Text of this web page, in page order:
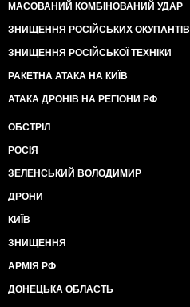
МАСОВАНИЙ КОМБІНОВАНИЙ УДАР
ЗНИЩЕННЯ РОСІЙСЬКИХ ОКУПАНТІВ
ЗНИЩЕННЯ РОСІЙСЬКОЇ ТЕХНІКИ
РАКЕТНА АТАКА НА КИЇВ
АТАКА ДРОНІВ НА РЕГІОНИ РФ
ОБСТРІЛ
РОСІЯ
ЗЕЛЕНСЬКИЙ ВОЛОДИМИР
ДРОНИ
КИЇВ
ЗНИЩЕННЯ
АРМІЯ РФ
ДОНЕЦЬКА ОБЛАСТЬ